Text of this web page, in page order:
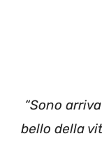
“Sono
bello della